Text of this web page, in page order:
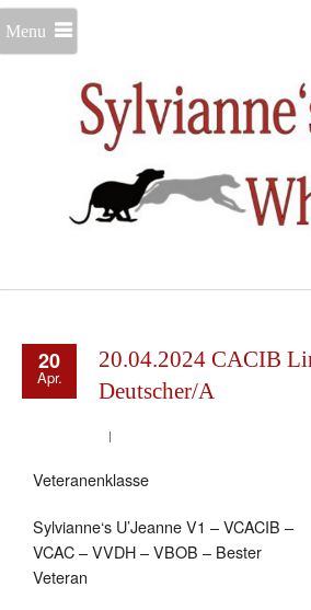
Menu
20
Apr.
20.04.2024 CACIB
Deutscher/A
Veteranenklasse
Sylvianne‘s U’Jeanne V1 – VCACIB –
VCAC – VVDH – VBOB – Bester
Veteran